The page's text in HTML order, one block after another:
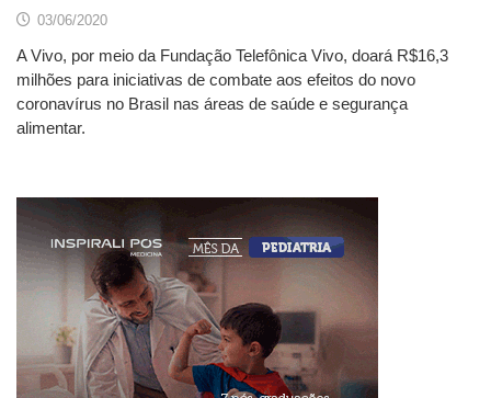
03/06/2020
A Vivo, por meio da Fundação Telefônica Vivo, doará R$16,3
milhões para iniciativas de combate aos efeitos do novo
coronavírus no Brasil nas áreas de saúde e segurança
alimentar.